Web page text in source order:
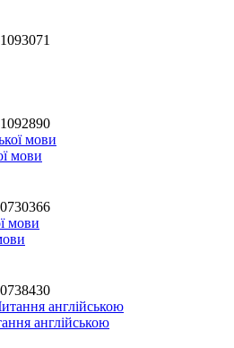
мови
англійською